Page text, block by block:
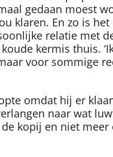
gedaan moest
klaren. En zo is het
relatie met
kermis thuis.
voor sommige
omdat hij er
naar wat
kopij en niet meer